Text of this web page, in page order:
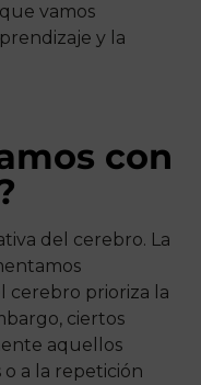
vamos
y la
con
del cerebro. La
cerebro prioriza la
ciertos
aquellos
o a la repetición